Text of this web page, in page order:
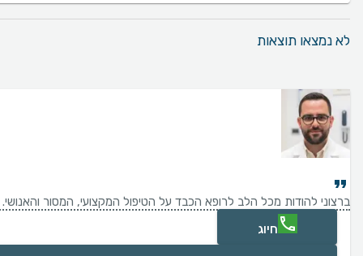
לא נמצאו תוצאות
ברצוני להודות מכל הלב לרופא הכבד על הטיפול המקצועי, המסור
חיוג